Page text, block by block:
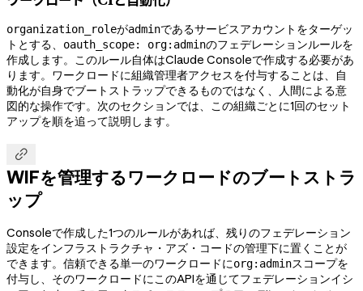
organization_roleがadminであるサービスアカウントをターゲッ
トとする、
oauth_scope: org:adminのフェデレーションルールを
作成します。このルール自体はClaude Consoleで作成する必要があ
ります。ワークロードに組織管理者アクセスを付与することは、自
動化が自身でブートストラップできるものではなく、人間による意
図的な操作です。次のセクションでは、この組織ごとに1回のセット
アップを順を追って説明します。

WIFを管理するワークロードのブートストラ
ップ
Consoleで作成した1つのルールがあれば、残りのフェデレーション
設定をインフラストラクチャ・アズ・コードの管理下に置くことが
できます。信頼できる単一のワークロードにorg:adminスコープを
付与し、そのワークロードにこのAPIを通じてフェデレーションイシ